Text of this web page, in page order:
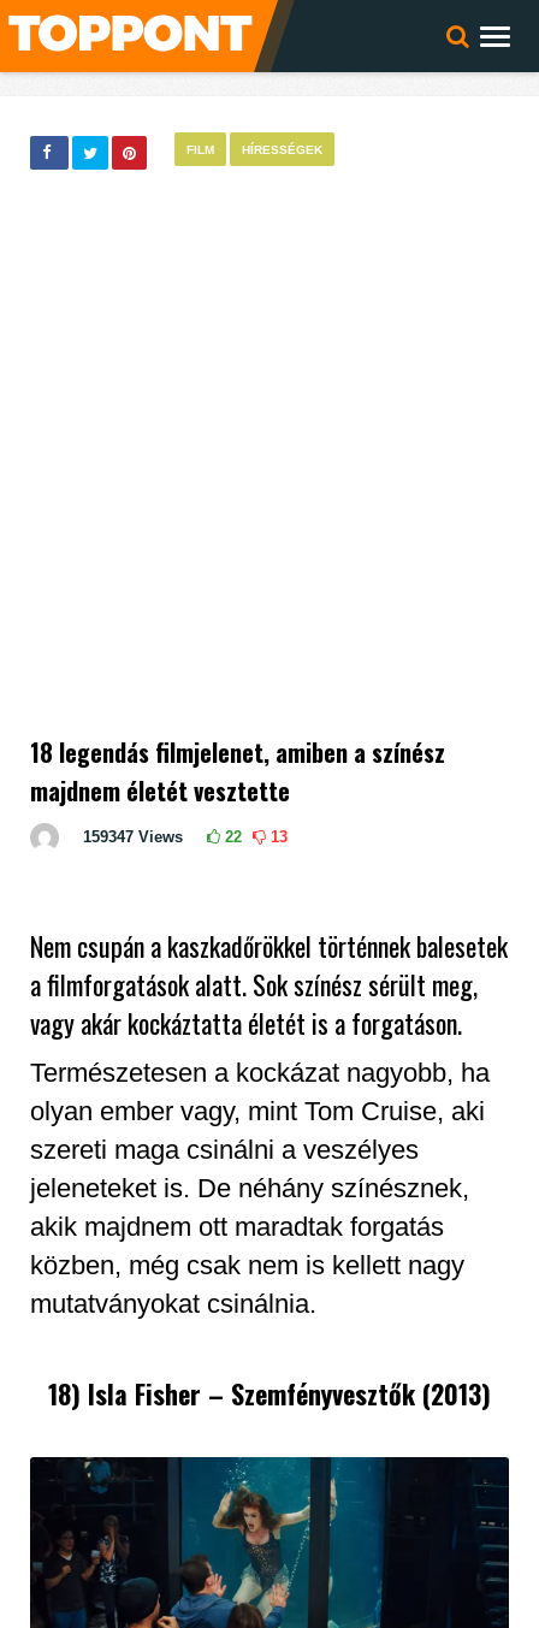
FILM HÍRESSÉGEK
18 legendás filmjelenet, amiben a színész
majdnem életét vesztette
159347 Views 22 13
Nem csupán a kaszkadőrökkel történnek balesetek
a filmforgatások alatt. Sok színész sérült meg,
vagy akár kockáztatta életét is a forgatáson.
Természetesen a kockázat nagyobb, ha
olyan ember vagy, mint Tom Cruise, aki
szereti maga csinálni a veszélyes
jeleneteket is. De néhány színésznek,
akik majdnem ott maradtak forgatás
közben, még csak nem is kellett nagy
mutatványokat csinálnia.
18) Isla Fisher – Szemfényvesztők (2013)